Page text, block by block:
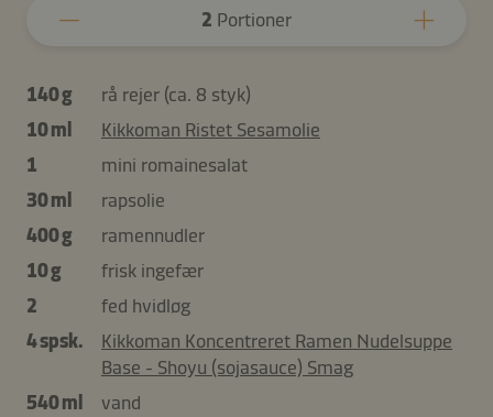
2 Portioner
140 g
rå rejer (ca. 8 styk)
10 ml
Kikkoman Ristet Sesamolie
1
mini romainesalat
30 ml
rapsolie
400 g
ramennudler
10 g
frisk ingefær
2
fed hvidløg
4 spsk.
Kikkoman Koncentreret Ramen Nudelsuppe
Base - Shoyu (sojasauce) Smag
540 ml
vand